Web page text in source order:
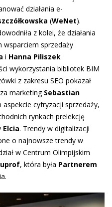
działania e-
(WeNet).
z kolei, że działania
wsparciem sprzedaży
i Hanna Piliszek
wykorzystania bibliotek BIM
z zakresu SEO pokazał
marketing Sebastian
aspekcie cyfryzacji sprzedaży,
rynkach prelekcję
Elcia. Trendy w digitalizacji
o najnowsze trendy w
w Centrum Olimpijskim
, która była Partnerem